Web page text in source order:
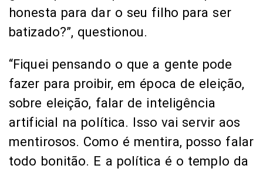
honesta para dar o seu filho para ser
batizado?”, questionou.
“Fiquei pensando o que a gente pode
fazer para proibir, em época de eleição,
sobre eleição, falar de inteligência
artificial na política. Isso vai servir aos
mentirosos. Como é mentira, posso falar
todo bonitão. E a política é o templo da